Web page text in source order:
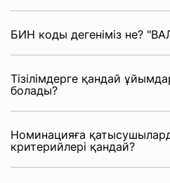
БИН коды дегеніміз не?
Тізілімдерге қандай
болады?
Номинацияға
критерийлері қандай?